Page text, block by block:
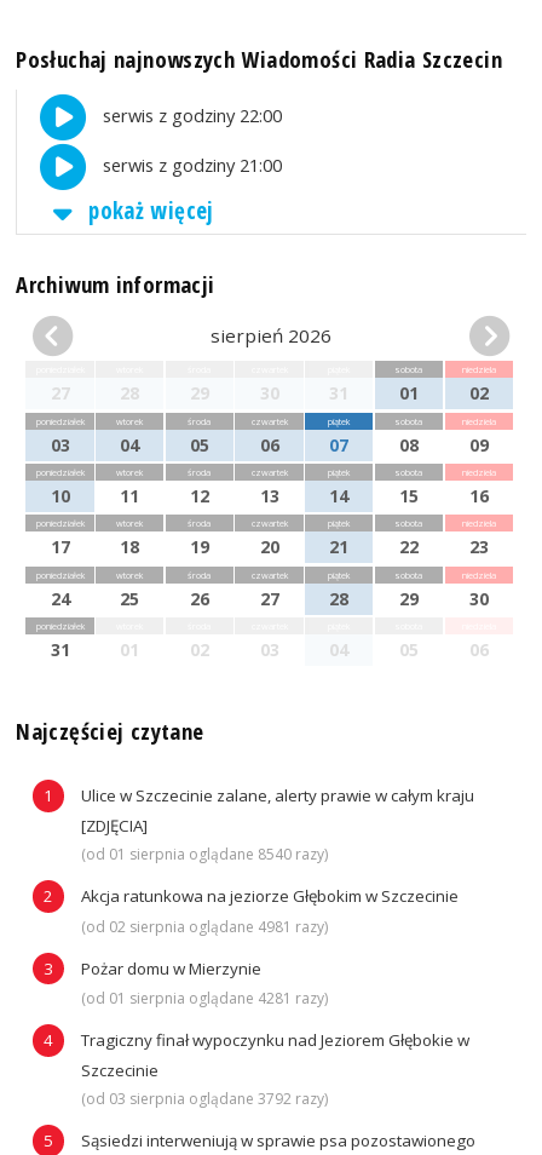
Posłuchaj najnowszych Wiadomości Radia Szczecin
serwis z godziny 22:00
serwis z godziny 21:00
pokaż więcej
Archiwum informacji
sierpień 2026
27 28 29 30 31
sobota
01
niedziela
02
poniedziałek
03
wtorek
04
środa
05
czwartek
06
piątek
07
sobota
08
niedziela
09
poniedziałek
10
wtorek
11
środa
12
czwartek
13
piątek
14
sobota
15
niedziela
16
poniedziałek
17
wtorek
18
środa
19
czwartek
20
piątek
21
sobota
22
niedziela
23
poniedziałek
24
wtorek
25
środa
26
czwartek
27
piątek
28
sobota
29
niedziela
30
poniedziałek
31 01 02 03 04 05 06
Najczęściej czytane
Ulice w Szczecinie zalane, alerty prawie w całym kraju
[ZDJĘCIA]
(od 01 sierpnia oglądane 8540 razy)
Akcja ratunkowa na jeziorze Głębokim w Szczecinie
(od 02 sierpnia oglądane 4981 razy)
Pożar domu w Mierzynie
(od 01 sierpnia oglądane 4281 razy)
Tragiczny finał wypoczynku nad Jeziorem Głębokie w
Szczecinie
(od 03 sierpnia oglądane 3792 razy)
Sąsiedzi interweniują w sprawie psa pozostawionego